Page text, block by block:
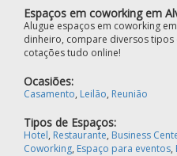
Espaços em coworking em
Alugue espaços em coworking
dinheiro, compare diversos tipos
cotações tudo online!
Ocasiões:
Casamento, Leilão, Reunião
Tipos de Espaços:
Hotel, Restaurante, Business
Coworking, Espaço para eventos,